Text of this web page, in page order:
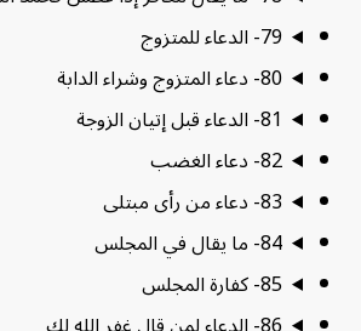
79- الدعاء للمتزوج
80- دعاء المتزوج وشراء الدابة
81- الدعاء قبل إتيان الزوجة
82- دعاء الغضب
83- دعاء من رأى مبتلى
84- ما يقال في المجلس
85- كفارة المجلس